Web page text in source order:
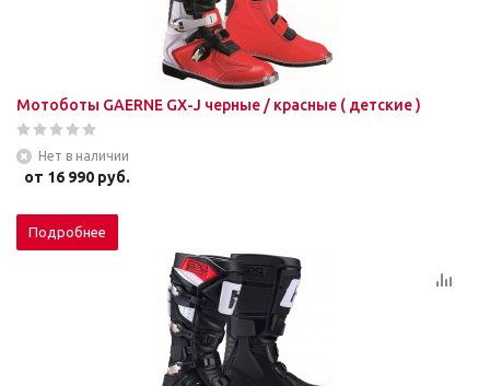
Мотоботы GAERNE GX-J черные / красные ( детские )
Нет в наличии
от 16 990 руб.
Подробнее